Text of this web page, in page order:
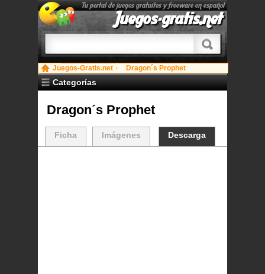
Tu portal de juegos gratuitos y freeware en español
Juegos-gratis.net
Juegos-Gratis.net Dragon´s Prophet
Categorías
Dragon´s Prophet
Descarga
Imágenes
Ficha